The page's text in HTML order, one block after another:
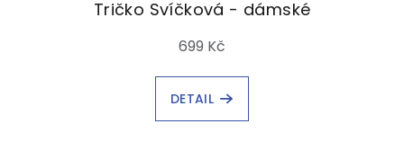
Tričko Svíčková - dámské
699 Kč
DETAIL